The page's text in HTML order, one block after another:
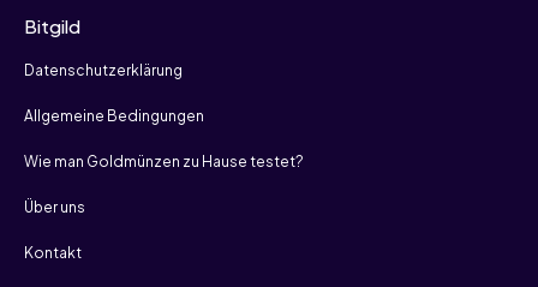
Bitgild
Datenschutzerklärung
Allgemeine Bedingungen
Wie man Goldmünzen zu Hause testet?
Über uns
Kontakt